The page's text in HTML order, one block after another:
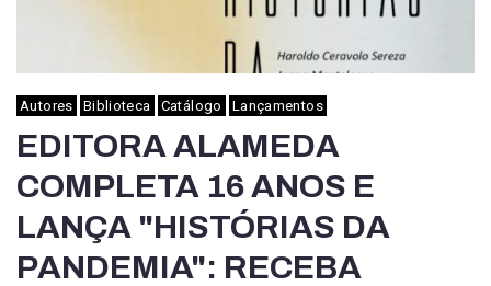
Autores Biblioteca Catálogo Lançamentos
EDITORA ALAMEDA
COMPLETA 16 ANOS E
LANÇA "HISTÓRIAS DA
PANDEMIA": RECEBA